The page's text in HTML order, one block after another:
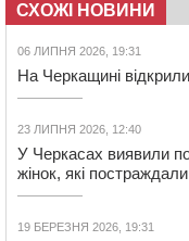
СХОЖІ НОВИНИ
06 ЛИПНЯ 2026, 19:31
На Черкащині
23 ЛИПНЯ 2026, 12:40
У Черкасах виявили
жінок, які постраждали
19 БЕРЕЗНЯ 2026, 19:31